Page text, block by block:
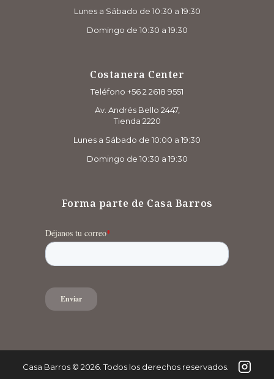
Lunes a Sábado de 10:30 a 19:30
Domingo de 10:30 a 19:30
Costanera Center
Teléfono +56 2 2618 9551
Av. Andrés Bello 2447,
Tienda 2220
Lunes a Sábado de 10:00 a 19:30
Domingo de 10:30 a 19:30
Forma parte de Casa Barros
Casa Barros© 2026. Todos los derechos reservados.